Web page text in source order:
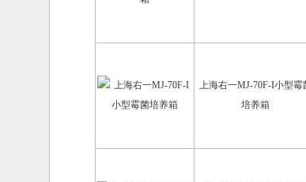
上海右一MJ-70F-I小型霉
培养箱